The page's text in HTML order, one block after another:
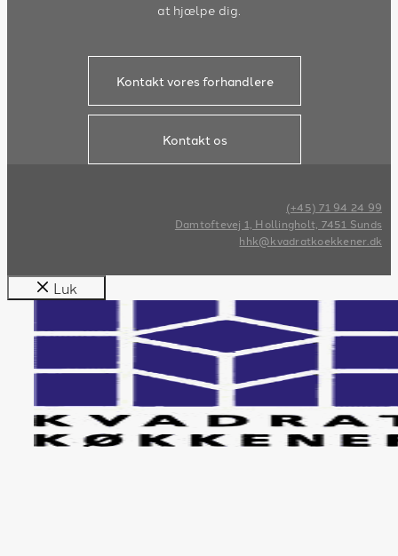
at hjælpe dig.
Kontakt vores forhandlere
Kontakt os
(+45) 71 94 24 99
Damtoftevej 1, Hollingholt, 7451 Sunds
hhk@kvadratkoekkener.dk
Luk